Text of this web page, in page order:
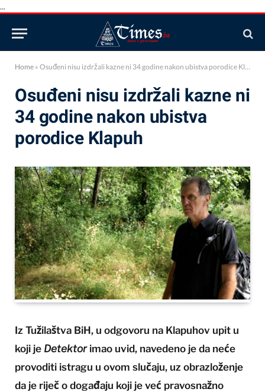
...
Home » Osuđeni nisu izdržali kazne ni 34 godine nakon ubistva porodice Klapuh
Osuđeni nisu izdržali kazne ni
34 godine nakon ubistva
porodice Klapuh
Iz Tužilaštva BiH, u odgovoru na Klapuhov upit u
koji je Detektorimao uvid, navedeno je da neće
provoditi istragu u ovom slučaju, uz obrazloženje
da je riječ o događaju koji je već pravosnažno